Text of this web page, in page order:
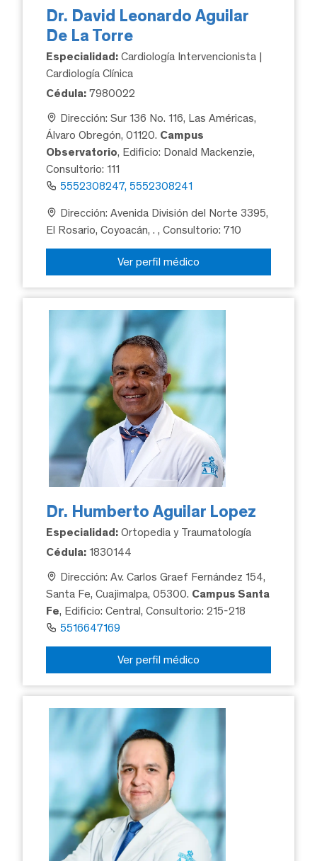
Dr. David Leonardo Aguilar
De La Torre
Especialidad: Cardiología Intervencionista |
Cardiología Clínica
Cédula: 7980022
Dirección: Sur 136 No. 116, Las Américas,
Álvaro Obregón, 01120. Campus
Observatorio, Edificio: Donald Mackenzie,
Consultorio: 111
5552308247, 5552308241
Dirección: Avenida División del Norte 3395,
El Rosario, Coyoacán, ., Consultorio: 710
Ver perfil médico
Dr. Humberto Aguilar Lopez
Especialidad: Ortopedia y Traumatología
Cédula: 1830144
Dirección: Av. Carlos Graef Fernández 154,
Santa Fe, Cuajimalpa, 05300. Campus Santa
Fe, Edificio: Central, Consultorio: 215-218
5516647169
Ver perfil médico